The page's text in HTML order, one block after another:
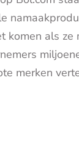
als
merken